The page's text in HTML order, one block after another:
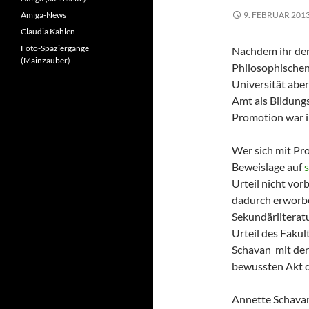
9. FEBRUAR
Nachdem ihr
Universität
Amt als
Promotion war
Wer sich mit
Beweislage auf
Urteil nicht
dadurch
Urteil des
Schavan mit
bewussten Akt
Annette
Amiga-News
Claudia Kahlen
Foto-Spaziergänge
(Mainzauber)